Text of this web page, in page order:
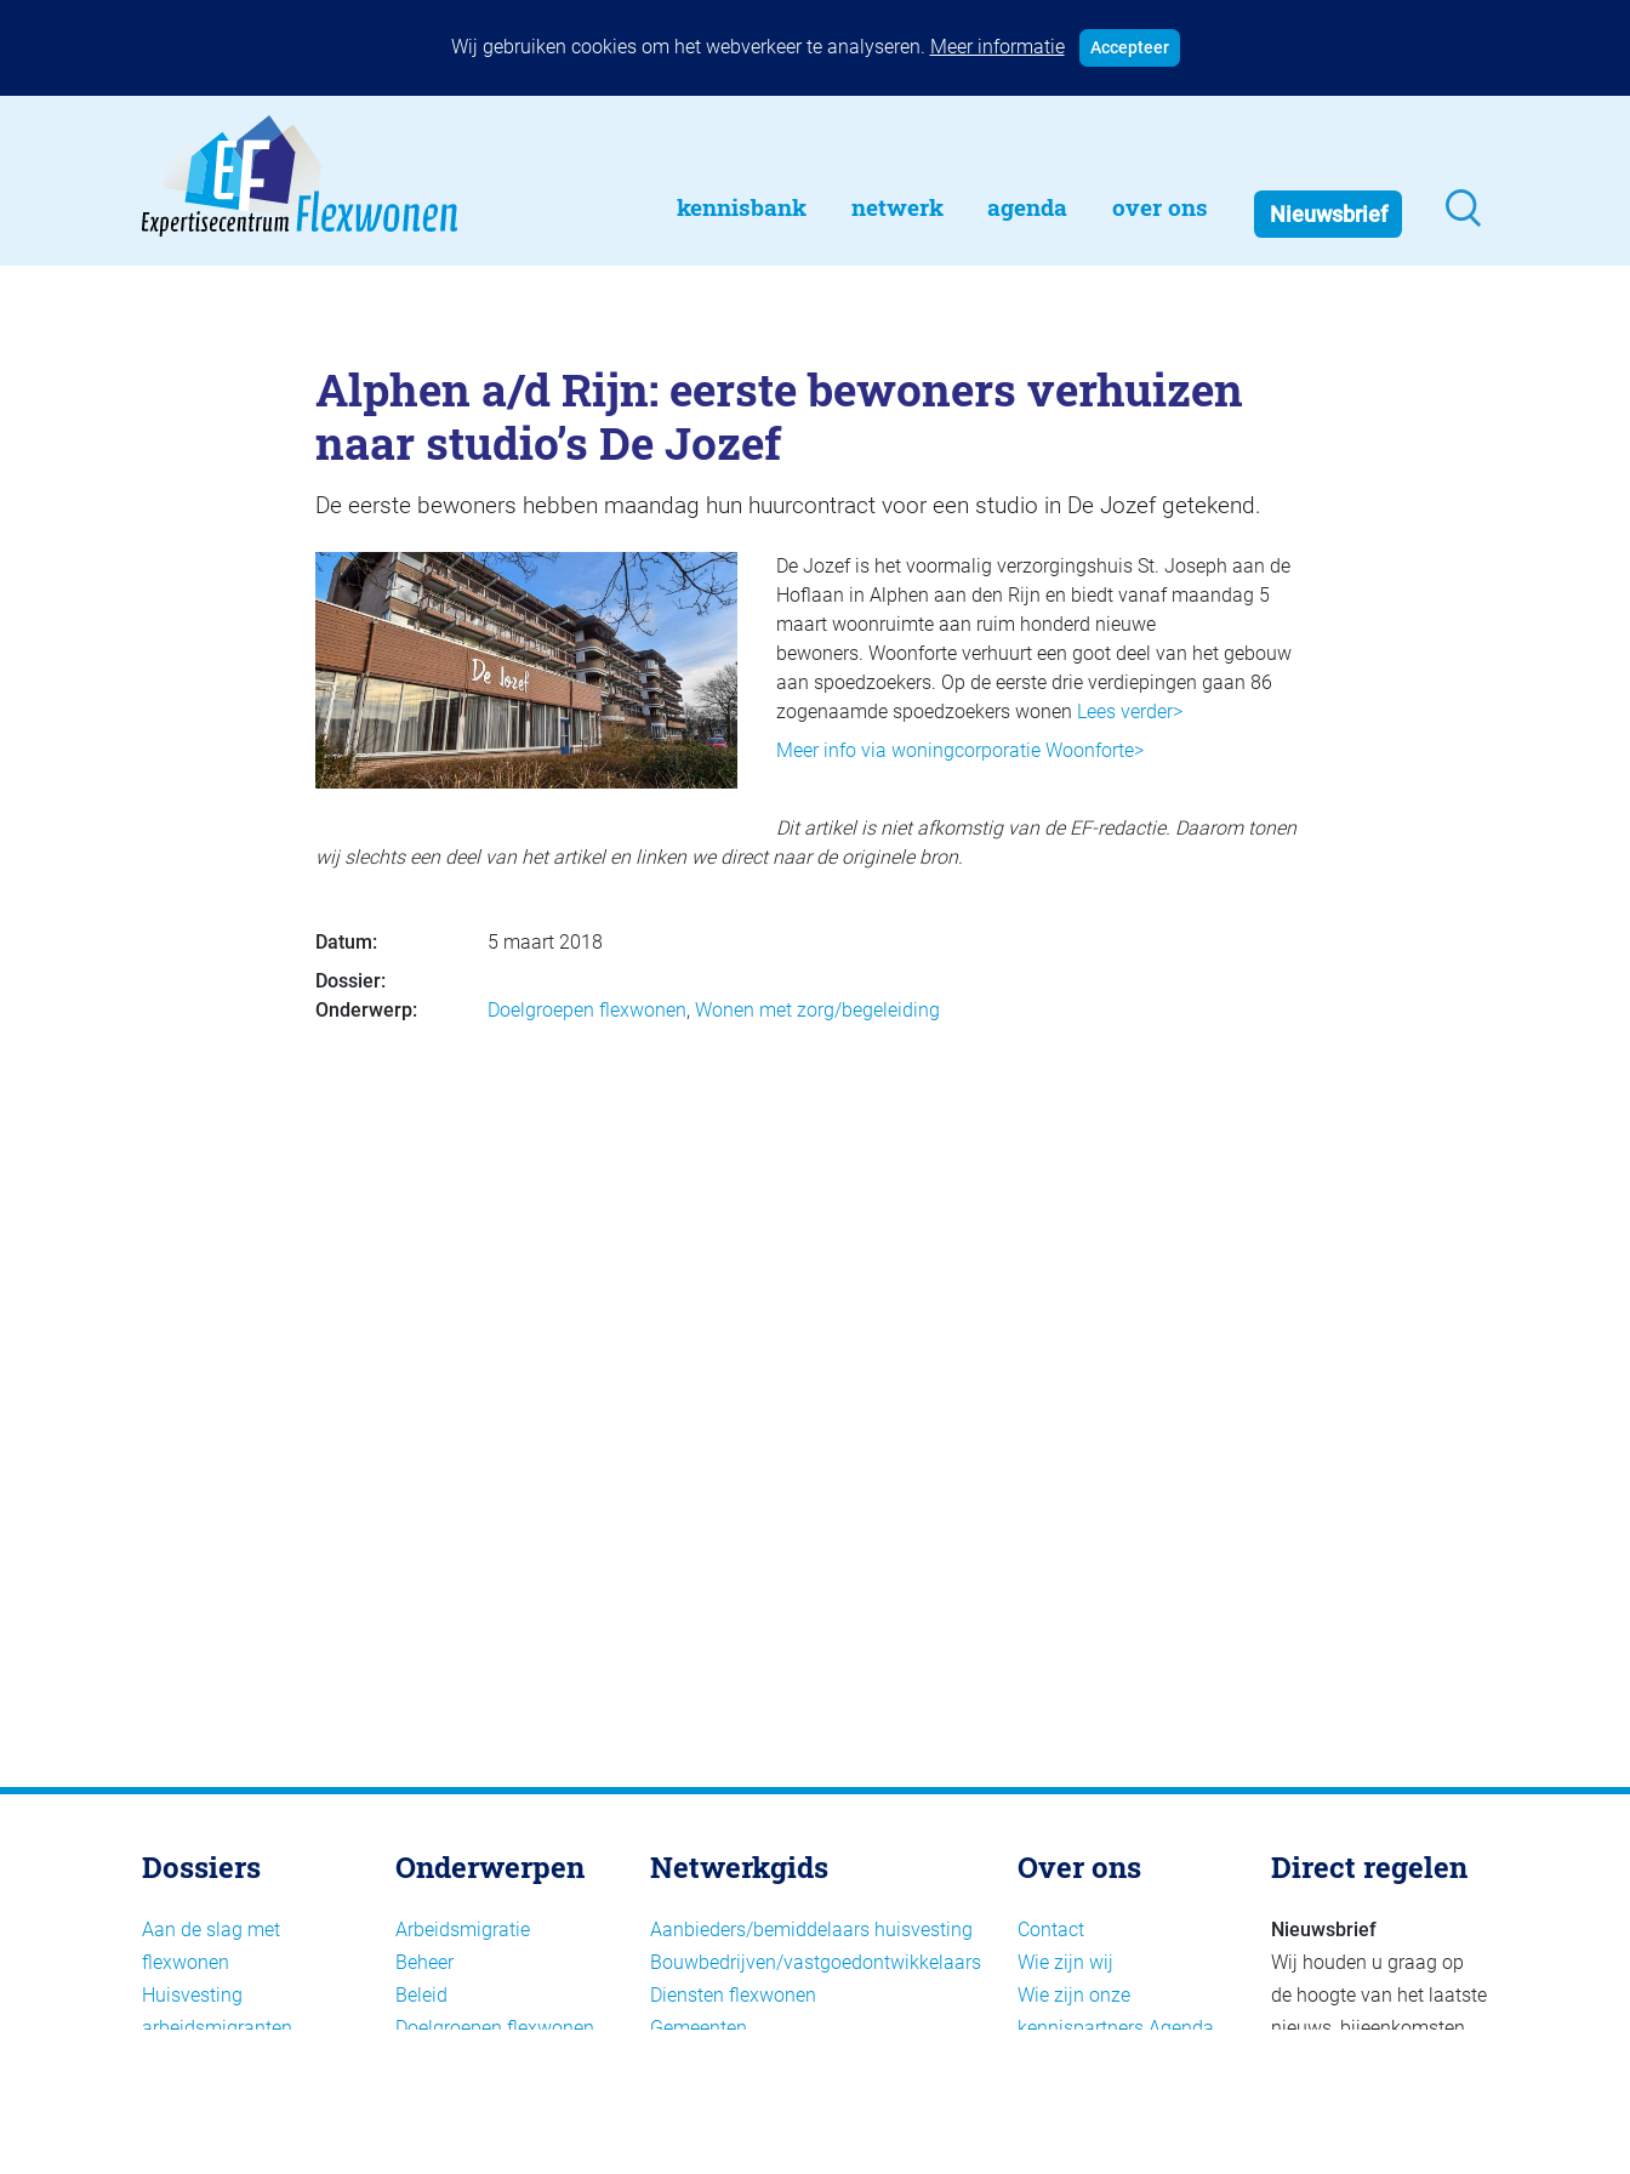
Wij gebruiken cookies om het webverkeer te analyseren. Meer informatie Accepteer
kennisbank netwerk agenda over ons Nieuwsbrief
Alphen a/d Rijn: eerste bewoners verhuizen
naar studio’s De Jozef
De eerste bewoners hebben maandag hun huurcontract voor een studio in De Jozef getekend.
De Jozef is het voormalig verzorgingshuis St. Joseph aan de
Hoflaan in Alphen aan den Rijn en biedt vanaf maandag 5
maart woonruimte aan ruim honderd nieuwe
bewoners. Woonforte verhuurt een goot deel van het gebouw
aan spoedzoekers. Op de eerste drie verdiepingen gaan 86
zogenaamde spoedzoekers wonen Lees verder>
Meer info via woningcorporatie Woonforte>
Dit artikel is niet afkomstig van de EF-redactie. Daarom tonen
wij slechts een deel van het artikel en linken we direct naar de originele bron.
Datum:
5 maart 2018
Dossier:
Onderwerp:
Doelgroepen flexwonen, Wonen met zorg/begeleiding
Dossiers
Aan de slag met
flexwonen
Huisvesting
arbeidsmigranten
Onderwerpen
Arbeidsmigratie
Beheer
Beleid
Doelgroepen flexwonen
Netwerkgids
Aanbieders/bemiddelaars huisvesting
Bouwbedrijven/vastgoedontwikkelaars
Diensten flexwonen
Gemeenten
Over ons
Contact
Wie zijn wij
Wie zijn onze
kennispartners Agenda
Direct regelen
Nieuwsbrief
Wij houden u graag op
de hoogte van het laatste
nieuws, bijeenkomsten